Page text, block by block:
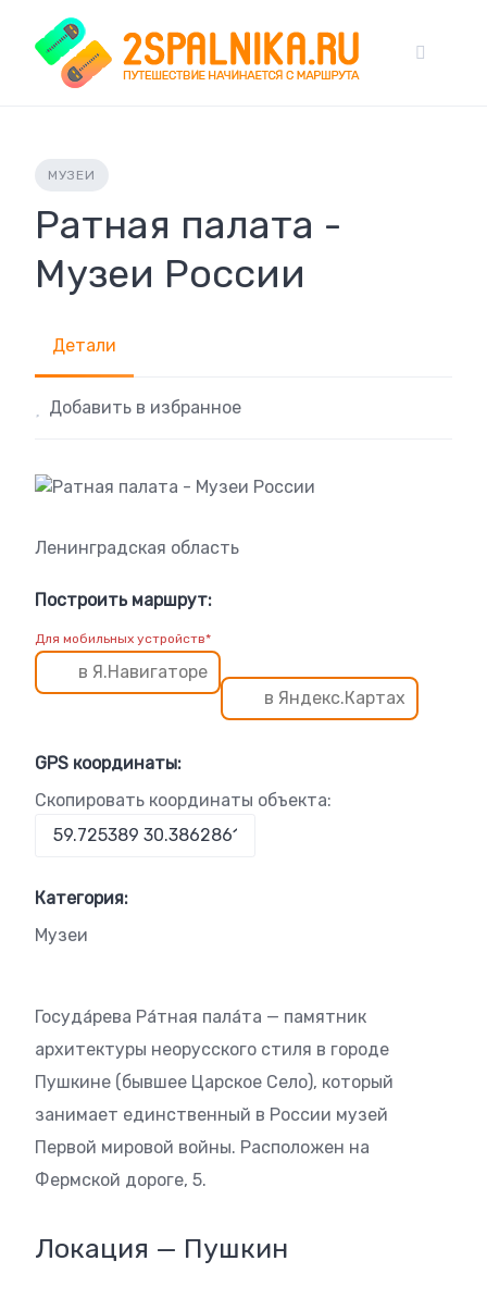
content
МУЗЕИ
Ратная палата -
Музеи России
Детали
Добавить в избранное
Ленинградская область
Построить маршрут:
Для мобильных устройств*
в Я.Навигаторе
в Яндекс.Картах
GPS координаты:
Скопировать координаты объекта:
Категория:
Музеи
Госуда́рева Ра́тная пала́та — памятник
архитектуры неорусского стиля в городе
Пушкине (бывшее Царское Село), который
занимает единственный в России музей
Первой мировой войны. Расположен на
Фермской дороге, 5.
Локация — Пушкин